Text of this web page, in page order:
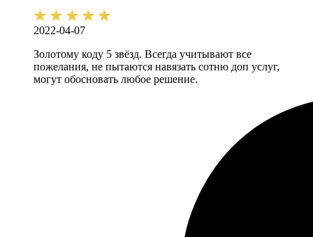
2022-04-07
Золотому коду 5 звёзд. Всегда учитывают все
пожелания, не пытаются навязать сотню доп услуг,
могут обосновать любое решение.